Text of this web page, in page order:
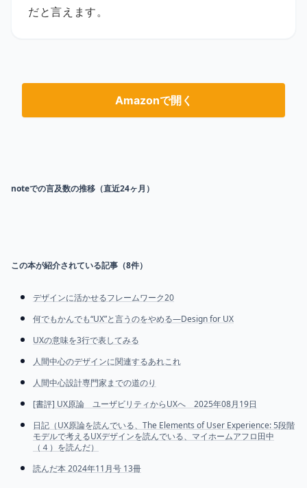
だと言えます。
Amazonで開く
noteでの言及数の推移（直近24ヶ月）
この本が紹介されている記事（8件）
デザインに活かせるフレームワーク20
何でもかんでも“UX”と言うのをやめる—Design for UX
UXの意味を3行で表してみる
人間中心のデザインに関連するあれこれ
人間中心設計専門家までの道のり
[書評] UX原論 ユーザビリティからUXへ 2025年08月19日
日記（UX原論を読んでいる、The Elements of User Experience: 5段階
モデルで考えるUXデザインを読んでいる、マイホームアフロ田中
（４）を読んだ）
読んだ本 2024年11月号 13冊